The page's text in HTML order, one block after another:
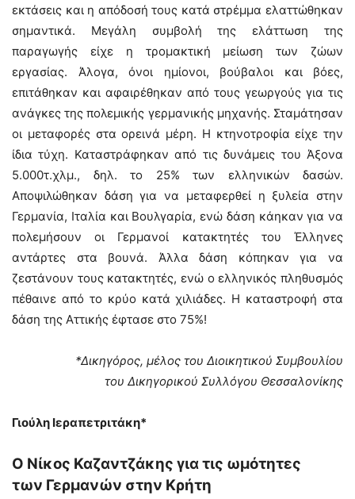
εκτάσεις και η απόδοσή τους κατά στρέμμα ελαττώθηκαν
σημαντικά. Μεγάλη συμβολή της ελάττωση της
παραγωγής είχε η τρομακτική μείωση των ζώων
εργασίας. Άλογα, όνοι ημίονοι, βούβαλοι και βόες,
επιτάθηκαν και αφαιρέθηκαν από τους γεωργούς για τις
ανάγκες της πολεμικής γερμανικής μηχανής. Σταμάτησαν
οι μεταφορές στα ορεινά μέρη. Η κτηνοτροφία είχε την
ίδια τύχη. Καταστράφηκαν από τις δυνάμεις του Άξονα
5.000τ.χλμ., δηλ. το 25% των ελληνικών δασών.
Αποψιλώθηκαν δάση για να μεταφερθεί η ξυλεία στην
Γερμανία, Ιταλία και Βουλγαρία, ενώ δάση κάηκαν για να
πολεμήσουν οι Γερμανοί κατακτητές του Έλληνες
αντάρτες στα βουνά. Άλλα δάση κόπηκαν για να
ζεστάνουν τους κατακτητές, ενώ ο ελληνικός πληθυσμός
πέθαινε από το κρύο κατά χιλιάδες. Η καταστροφή στα
δάση της Αττικής έφτασε στο 75%!
*Δικηγόρος, μέλος του Διοικητικού Συμβουλίου
του Δικηγορικού Συλλόγου Θεσσαλονίκης
Γιούλη Ιεραπετριτάκη*
Ο Νίκος Καζαντζάκης για τις ωμότητες
των Γερμανών στην Κρήτη